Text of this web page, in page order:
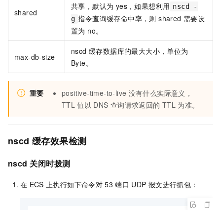
shared
共享，默认为 yes，如果想利用 nscd -
g 指令查询缓存命中率，则 shared 需要设
置为 no。
max-db-size
nscd 缓存数据库的最大大小，单位为
Byte。
重要 positive-time-to-live 没有什么实际意义，
TTL 值以 DNS 查询请求返回的 TTL 为准。
nscd 缓存效果检测
nscd 关闭时拨测
在 ECS 上执行如下命令对 53 端口 UDP 报文进行抓包：